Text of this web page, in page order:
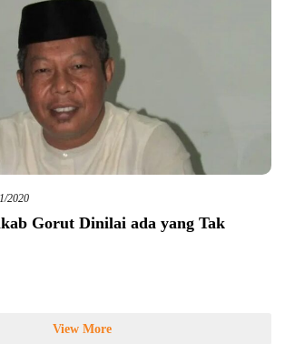
2020
Gorut Dinilai ada yang Tak
View More